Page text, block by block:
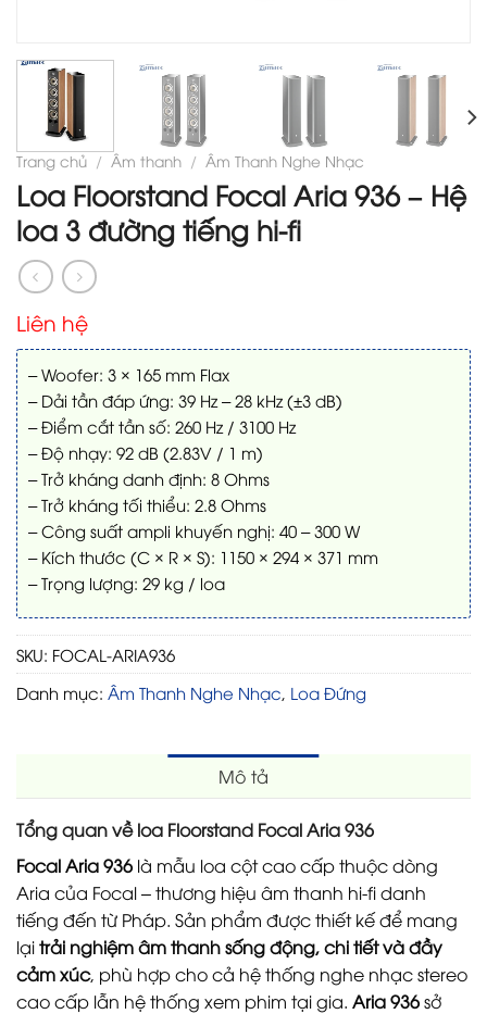
Trang chủ / Âm thanh / Âm Thanh Nghe Nhạc
Loa Floorstand Focal Aria 936 – Hệ
loa 3 đường tiếng hi-fi
Liên hệ
– Woofer: 3 × 165 mm Flax
– Dải tần đáp ứng: 39 Hz – 28 kHz (±3 dB)
– Điểm cắt tần số: 260 Hz / 3100 Hz
– Độ nhạy: 92 dB (2.83V / 1 m)
– Trở kháng danh định: 8 Ohms
– Trở kháng tối thiểu: 2.8 Ohms
– Công suất ampli khuyến nghị: 40 – 300 W
– Kích thước (C × R × S): 1150 × 294 × 371 mm
– Trọng lượng: 29 kg / loa
SKU: FOCAL-ARIA936
Danh mục: Âm Thanh Nghe Nhạc Loa Đứng
Mô tả
Tổng quan về loa Floorstand Focal Aria 936
Focal Aria 936 là mẫu loa cột cao cấp thuộc dòng
Aria của Focal– thương hiệu âm thanh hi-fi danh
tiếng đến từ Pháp. Sản phẩm được thiết kế để mang
lạitrải nghiệm âm thanh sống động, chi tiết và đầy
cảm xúc, phù hợp cho cả hệ thống nghe nhạc stereo
cao cấp lẫn hệ thống xem phim tại gia. Aria 936sở